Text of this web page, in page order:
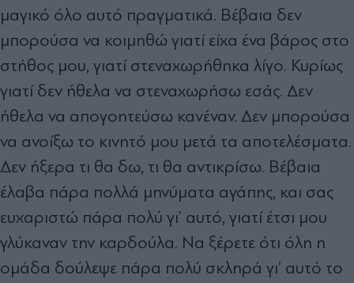
μαγικό όλο αυτό πραγματικά. Βέβαια δεν
μπορούσα να κοιμηθώ γιατί είχα ένα βάρος στο
στήθος μου, γιατί στεναχωρήθηκα λίγο. Κυρίως
γιατί δεν ήθελα να στεναχωρήσω εσάς. Δεν
ήθελα να απογοητεύσω κανέναν. Δεν μπορούσα
να ανοίξω το κινητό μου μετά τα αποτελέσματα.
Δεν ήξερα τι θα δω, τι θα αντικρίσω. Βέβαια
έλαβα πάρα πολλά μηνύματα αγάπης, και σας
ευχαριστώ πάρα πολύ γι’ αυτό, γιατί έτσι μου
γλύκαναν την καρδούλα. Να ξέρετε ότι όλη η
ομάδα δούλεψε πάρα πολύ σκληρά γι’ αυτό το